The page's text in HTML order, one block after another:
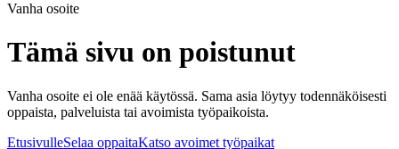
Vanha osoite
Tämä sivu on poistunut
Vanha osoite ei ole enää käytössä. Sama asia löytyy todennäköisesti
oppaista, palveluista tai avoimista työpaikoista.
EtusivulleSelaa oppaitaKatso avoimet työpaikat